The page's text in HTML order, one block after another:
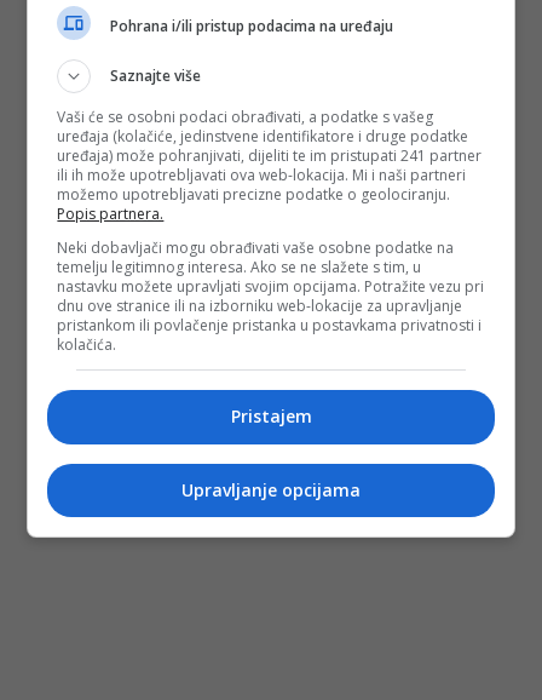
Pohrana i/ili pristup podacima na uređaju
Saznajte više
Vaši će se osobni podaci obrađivati, a podatke s vašeg
uređaja (kolačiće, jedinstvene identifikatore i druge podatke
uređaja) može pohranjivati, dijeliti te im pristupati 241 partner
ili ih može upotrebljavati ova web-lokacija. Mi i naši partneri
možemo upotrebljavati precizne podatke o geolociranju.
Popis partnera.
Neki dobavljači mogu obrađivati vaše osobne podatke na
temelju legitimnog interesa. Ako se ne slažete s tim, u
nastavku možete upravljati svojim opcijama. Potražite vezu pri
dnu ove stranice ili na izborniku web-lokacije za upravljanje
pristankom ili povlačenje pristanka u postavkama privatnosti i
kolačića.
Pristajem
Upravljanje opcijama